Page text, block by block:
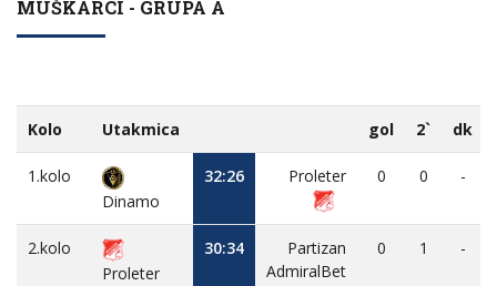
MUŠKARCI - GRUPA A
Kolo Utakmica gol 2` dk
1.kolo
Dinamo
32:26 Proleter 0 0 -
2.kolo
Proleter
30:34
Partizan
AdmiralBet
0 1 -